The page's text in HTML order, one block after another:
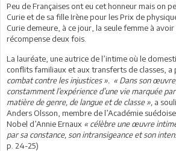
Peu de Françaises ont eu cet honneur mais on
Curie et de sa fille Irène pour les Prix de
Curie demeure, à ce jour, la seule femme à
récompense deux fois.
La lauréate, une autrice de l’intime où le
conflits familiaux et aux transferts de classes, a
combat contre les injustices ». « Dans son
constamment l’expérience d’une vie marquée
matière de genre, de langue et de classe », a
Anders Olsson, membre de l’Académie
Nobel d’Annie Ernaux « célèbre une œuvre
par sa constance, son intransigeance et son
p. 24-25)